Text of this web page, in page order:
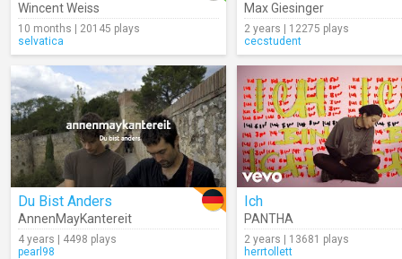
Wincent Weiss
10 months | 20145 plays
selvatica
Max Giesinger
2 years | 12275 plays
cecstudent
Du Bist Anders
AnnenMayKantereit
4 years | 4498 plays
pearl98
Ich
PANTHA
2 years | 13681 plays
herrtollett